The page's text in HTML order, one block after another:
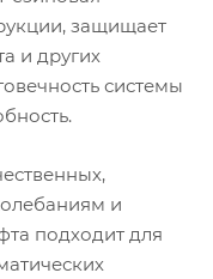
защищает
и других
системы
и
подходит для